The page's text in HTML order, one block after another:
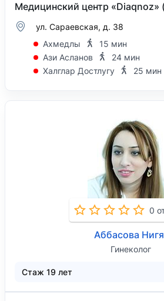
Медицинский центр «Diaqnoz»
ул. Сараевская, д. 38
Ахмедлы
15 мин
Ази Асланов
24 мин
Халглар Достлугу
25 мин
0
Аббасова
Гинеколог
Стаж 19 лет